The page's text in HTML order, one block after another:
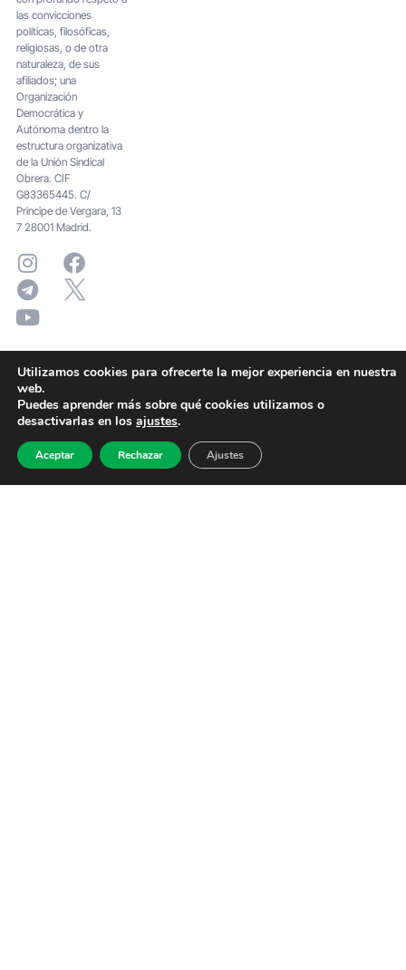
las convicciones
políticas, filosóficas,
religiosas, o de otra
naturaleza, de sus
afiliados; una
Organización
Democrática y
Autónoma dentro la
estructura organizativa
de la Unión Sindical
Obrera. CIF
G83365445. C/
Principe de Vergara, 13
7 28001 Madrid.
Utilizamos cookies para ofrecerte la mejor experiencia en nuestra
web.
Puedes aprender más sobre qué cookies utilizamos o
desactivarlas en los ajustes.
Aceptar Rechazar Ajustes